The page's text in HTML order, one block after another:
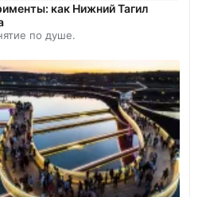
как Нижний Тагил
по душе.